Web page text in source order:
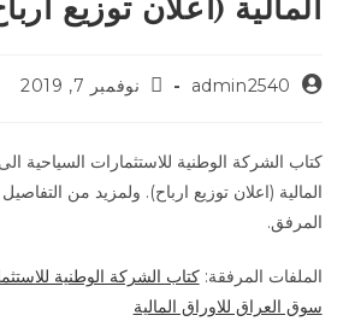
المالية (اعلان توزيع
admin2540 نوفمبر 7, 2019
كتاب الشركة الوطنية للاستثمارات السياحية
المالية (اعلان توزيع ارباح). ولمزيد من
المرفق.
الملفات المرفقة:كتاب الشركة الوطنية
سوق العراق للاوراق المالية